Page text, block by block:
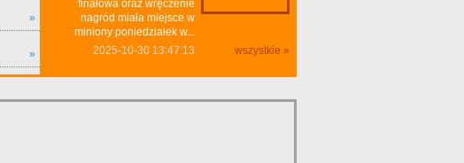
»
»
finałowa oraz wręczenie
nagród miała miejsce w
miniony poniedziałek w...
2025-10-30 13:47:13
wszystkie »